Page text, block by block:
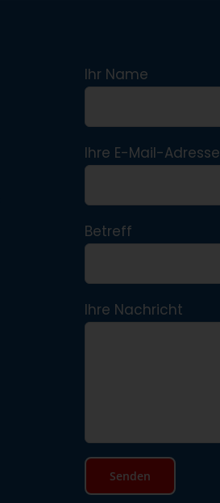
Ihr Name
Ihre E-Mail-Adresse
Betreff
Ihre Nachricht